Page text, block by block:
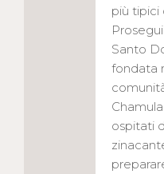
più tipici
Santo
fondata
ospitati